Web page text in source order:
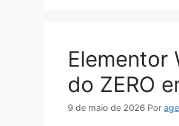
Elementor
do ZERO
9 de maio de 2026 Por